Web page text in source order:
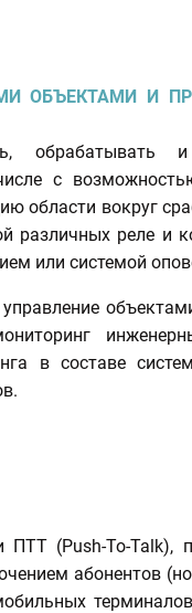
ОБЪЕКТАМИ И
обрабатывать и
с
области вокруг
различных реле и
или системой
в составе
(Push-To-Talk),
абонентов